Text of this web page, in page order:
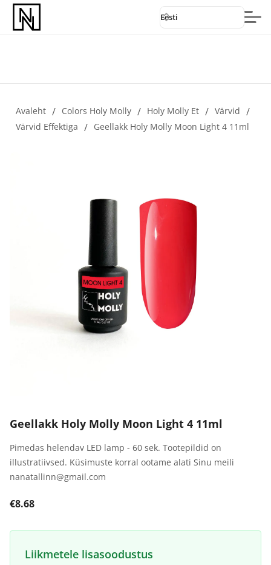
Eesti
Avaleht / Colors Holy Molly / Holy Molly Et / Värvid /
Värvid Effektiga / Geellakk Holy Molly Moon Light 4 11ml
Geellakk Holy Molly Moon Light 4 11ml
Pimedas helendav LED lamp - 60 sek. Tootepildid on
illustratiivsed. Küsimuste korral ootame alati Sinu meili
nanatallinn@gmail.com
€8.68
Liikmetele lisasoodustus